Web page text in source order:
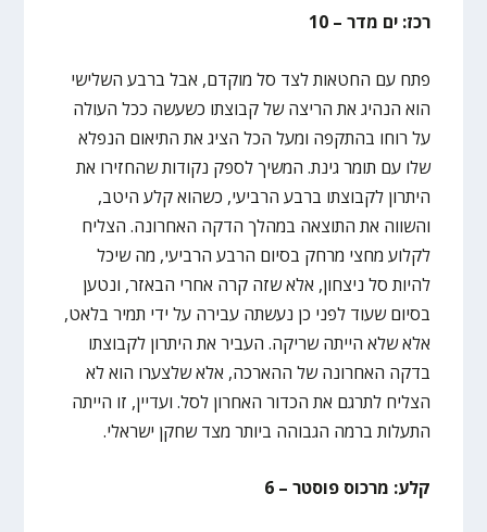
רכז: ים מדר – 10
פתח עם החטאות לצד סל מוקדם, אבל ברבע השלישי
הוא הנהיג את הריצה של קבוצתו כשעשה ככל העולה
על רוחו בהתקפה ומעל הכל הציג את התיאום הנפלא
שלו עם תומר גינת. המשיך לספק נקודות שהחזירו את
היתרון לקבוצתו ברבע הרביעי, כשהוא קלע היטב,
והשווה את התוצאה במהלך הדקה האחרונה. הצליח
לקלוע מחצי מרחק בסיום הרבע הרביעי, מה שיכל
להיות סל ניצחון, אלא שזה קרה אחרי הבאזר, ונטען
בסיום שעוד לפני כן נעשתה עבירה על ידי תמיר בלאט,
אלא שלא הייתה שריקה. העביר את היתרון לקבוצתו
בדקה האחרונה של ההארכה, אלא שלצערו הוא לא
הצליח לתרגם את הכדור האחרון לסל. ועדיין, זו הייתה
התעלות ברמה הגבוהה ביותר מצד שחקן ישראלי.
קלע: מרכוס פוסטר – 6